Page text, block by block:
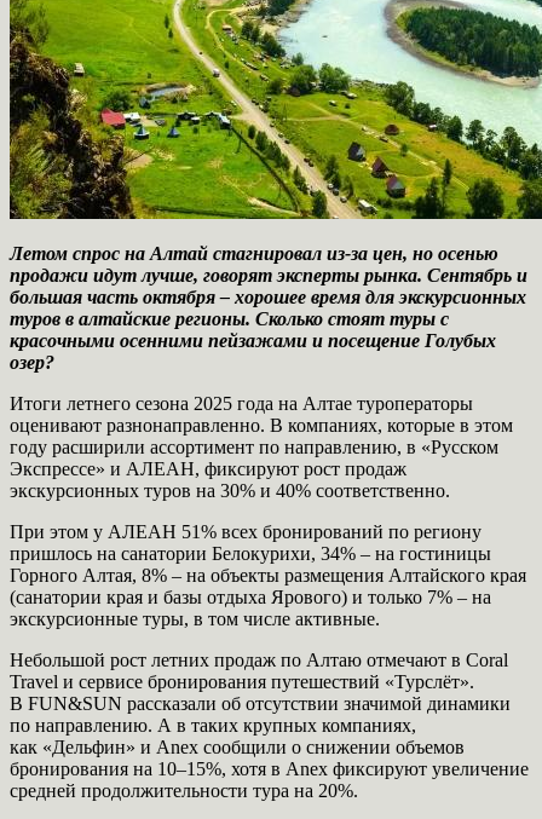
Летом спрос на Алтай стагнировал из-за цен, но осенью
продажи идут лучше, говорят эксперты рынка. Сентябрь и
большая часть октября – хорошее время для экскурсионных
туров в алтайские регионы. Сколько стоят туры с
красочными осенними пейзажами и посещение Голубых
озер?
Итоги летнего сезона 2025 года на Алтае туроператоры
оценивают разнонаправленно. В компаниях, которые в этом
году расширили ассортимент по направлению, в «Русском
Экспрессе» и АЛЕАН, фиксируют рост продаж
экскурсионных туров на 30% и 40% соответственно.
При этом у АЛЕАН 51% всех бронирований по региону
пришлось на санатории Белокурихи, 34% – на гостиницы
Горного Алтая, 8% – на объекты размещения Алтайского края
(санатории края и базы отдыха Ярового) и только 7% – на
экскурсионные туры, в том числе активные.
Небольшой рост летних продаж по Алтаю отмечают в Coral
Travel и сервисе бронирования путешествий «Турслёт».
В FUN&SUN рассказали об отсутствии значимой динамики
по направлению. А в таких крупных компаниях,
как «Дельфин» и Anex сообщили о снижении объемов
бронирования на 10–15%, хотя в Anex фиксируют увеличение
средней продолжительности тура на 20%.